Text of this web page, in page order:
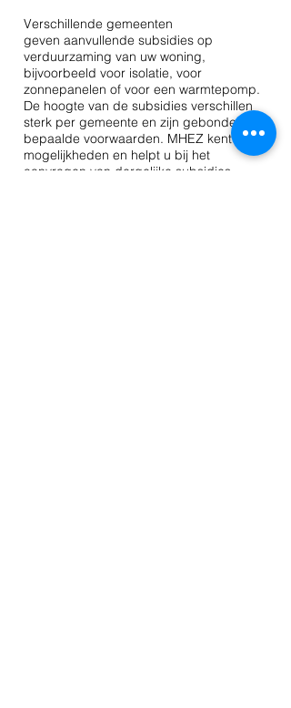
Verschillende gemeenten
geven aanvullende subsidies op
verduurzaming van uw woning,
bijvoorbeeld voor isolatie, voor
zonnepanelen of voor een warmtepomp.
De hoogte van de subsidies verschillen
sterk per gemeente en zijn gebonden aan
bepaalde voorwaarden. MHEZ kent de
mogelijkheden en helpt u bij het
aanvragen van dergelijke subsidies.